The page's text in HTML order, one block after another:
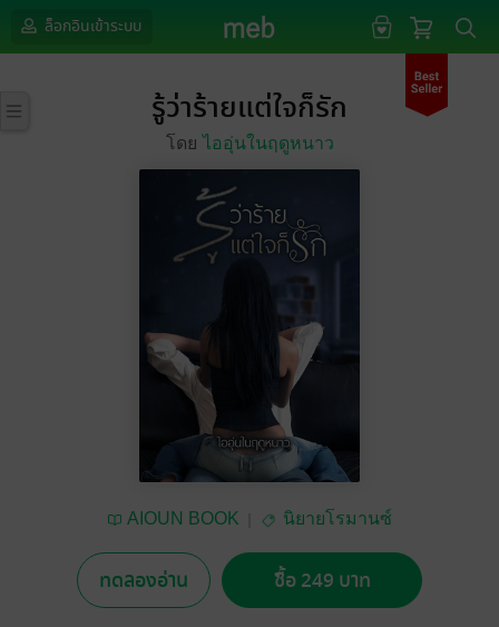
ล็อกอินเข้าระบบ
รู้ว่าร้ายแต่ใจก็รัก
โดย ไออุ่นในฤดูหนาว
AIOUN BOOK นิยายโรมานซ์
ทดลองอ่าน ซื้อ 249 บาท